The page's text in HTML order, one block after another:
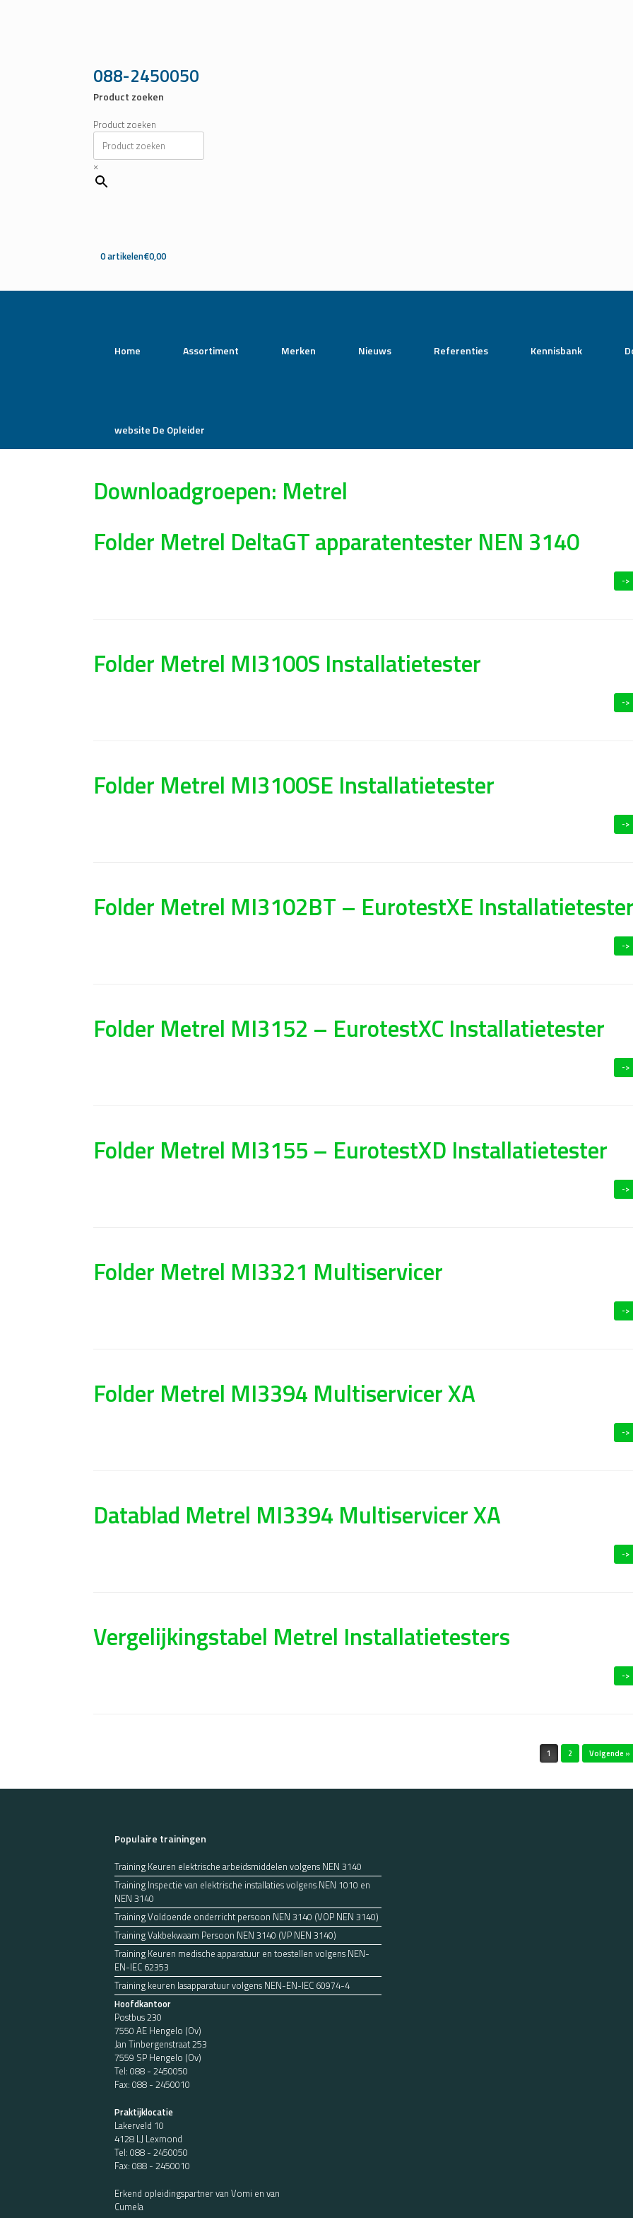
088-2450050
Product zoeken
Product zoeken
×
0 artikelen€0,00
Home Assortiment Merken Nieuws Referenties Kennisbank
website De Opleider
Downloadgroepen: Metrel
Folder Metrel DeltaGT apparatentester NEN 3140
->
Folder Metrel MI3100S Installatietester
->
Folder Metrel MI3100SE Installatietester
->
Folder Metrel MI3102BT – EurotestXE
->
Folder Metrel MI3152 – EurotestXC Installatietester
->
Folder Metrel MI3155 – EurotestXD Installatietester
->
Folder Metrel MI3321 Multiservicer
->
Folder Metrel MI3394 Multiservicer XA
->
Datablad Metrel MI3394 Multiservicer XA
->
Vergelijkingstabel Metrel Installatietesters
->
1 2 Volgende »
Populaire trainingen
Training Keuren elektrische arbeidsmiddelen volgens NEN 3140
Training Inspectie van elektrische installaties volgens NEN 1010 en
NEN 3140
Training Voldoende onderricht persoon NEN 3140 (VOP NEN 3140)
Training Vakbekwaam Persoon NEN 3140 (VP NEN 3140)
Training Keuren medische apparatuur en toestellen volgens NEN-
EN-IEC 62353
Training keuren lasapparatuur volgens NEN-EN-IEC 60974-4
Hoofdkantoor
Postbus 230
7550 AE Hengelo (Ov)
Jan Tinbergenstraat 253
7559 SP Hengelo (Ov)
Tel: 088 - 2450050
Fax: 088 - 2450010
Praktijklocatie
Lakerveld 10
4128 LJ Lexmond
Tel: 088 - 2450050
Fax: 088 - 2450010
Erkend opleidingspartner van Vomi en van
Cumela